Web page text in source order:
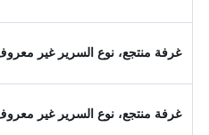
غرفة منتجع، نوع السرير غير
غرفة منتجع، نوع السرير غير